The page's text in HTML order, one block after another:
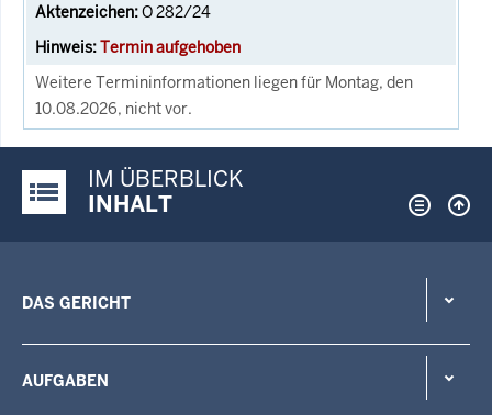
O 282/24
Termin aufgehoben
Weitere Termininformationen liegen für Montag, den
10.08.2026, nicht vor.
Justiz-Portal im Überblick:
IM ÜBERBLICK
INHALT
DAS GERICHT
AUFGABEN